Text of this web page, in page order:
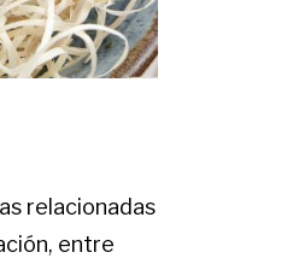
relacionadas
entre